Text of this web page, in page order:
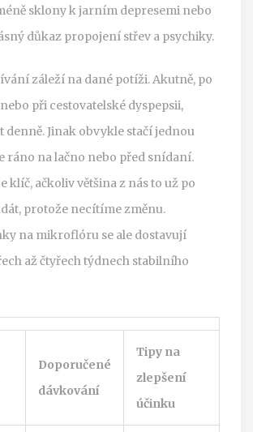
sklony k jarním depresemi nebo
důkaz propojení střev a psychiky.
záleží na dané potíži. Akutně, po
při cestovatelské dyspepsii,
denně. Jinak obvykle stačí jednou
ráno na lačno nebo před snídaní.
klíč, ačkoliv většina z nás to už po
protože necítíme změnu.
na mikroflóru se ale dostavují
až čtyřech týdnech stabilního
Doporučené
dávkování
Tipy na
zlepšení
účinku